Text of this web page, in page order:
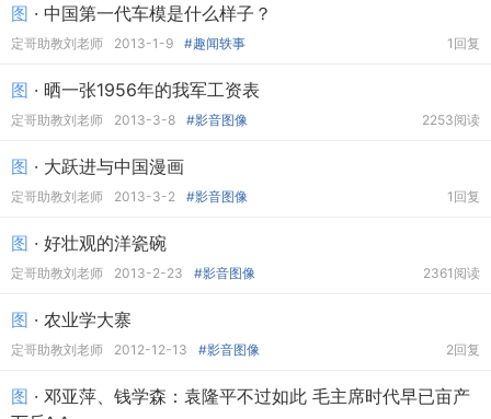
图 · 中国第一代车模是什么样子？
定哥助教刘老师 2013-1-9 #趣闻轶事 1回复
图 · 晒一张1956年的我军工资表
定哥助教刘老师 2013-3-8 #影音图像 2253阅读
图 · 大跃进与中国漫画
定哥助教刘老师 2013-3-2 #影音图像 1回复
图 · 好壮观的洋瓷碗
定哥助教刘老师 2013-2-23 #影音图像 2361阅读
图 · 农业学大寨
定哥助教刘老师 2012-12-13 #影音图像 2回复
图 · 邓亚萍、钱学森：袁隆平不过如此 毛主席时代早已亩产